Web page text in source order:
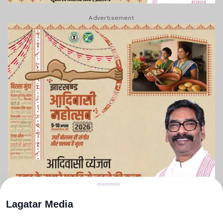
Advertisement
Lagatar Media